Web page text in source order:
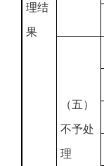
理结
果
（五）
不予处
理